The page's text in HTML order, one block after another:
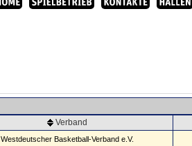
Verband
Westdeutscher Basketball-Verband e.V.